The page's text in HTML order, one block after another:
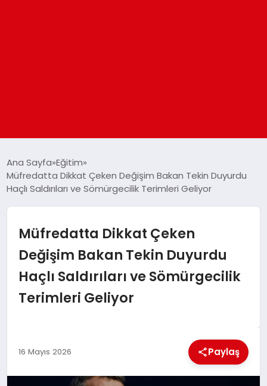
GÜNDEM
DÜNYA
EĞITIM
EKONOMI
Ana Sayfa Eğitim
Müfredatta Dikkat Çeken Değişim Bakan Tekin Duyurdu
Haçlı Saldırıları ve Sömürgecilik Terimleri Geliyor
Müfredatta Dikkat Çeken
Değişim Bakan Tekin Duyurdu
Haçlı Saldırıları ve Sömürgecilik
Terimleri Geliyor
16 Mayıs 2026 Paylaş